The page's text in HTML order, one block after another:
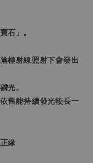
石」。
極射線照射下會發出
光。
舊能持續發光較長一
緣